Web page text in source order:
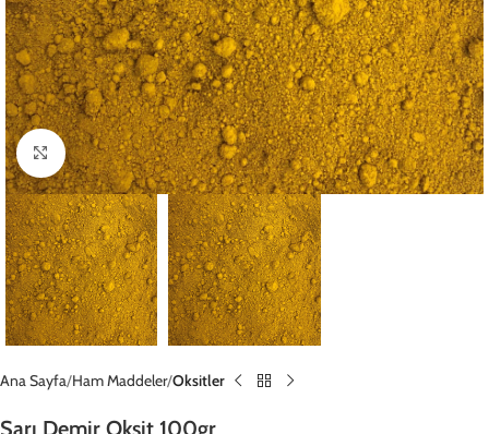
Büyütmek için tıklayın
Ana Sayfa Ham Maddeler Oksitler